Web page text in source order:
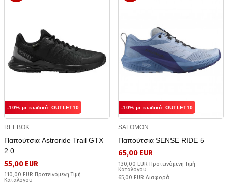
-10% με κωδικό: OUTLET10
REEBOK
Παπούτσια Astroride Trail GTX
2.0
55,00 EUR
110,00 EUR Προτεινόμενη Τιμή
Καταλόγου
-10% με κωδικό: OUTLET10
SALOMON
Παπούτσια SENSE RIDE 5
65,00 EUR
130,00 EUR Προτεινόμενη Τιμή
Καταλόγου
65,00 EUR Διαφορά